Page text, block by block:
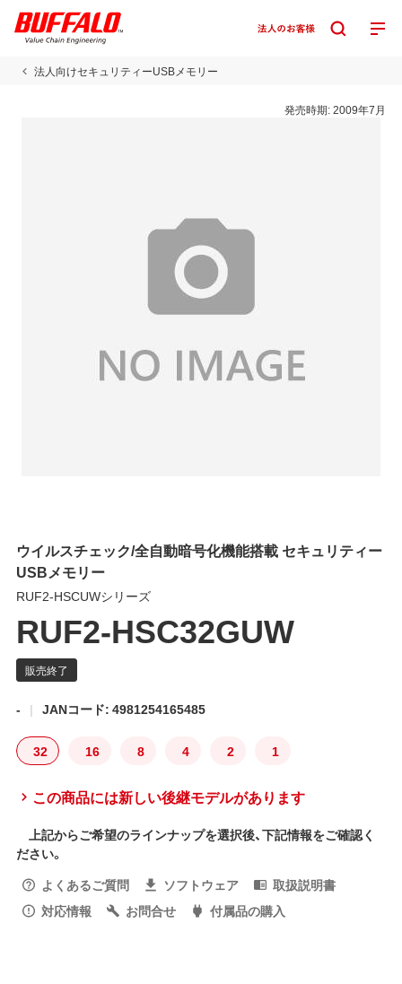
法人向けセキュリティーUSBメモリー
発売時期:2009年7月
ウイルスチェック/全自動暗号化機能搭載 セキュリティー
USBメモリー
RUF2-HSCUWシリーズ
RUF2-HSC32GUW
- JANコード: 4981254165485
32 16 8 4 2 1
この商品には新しい後継モデルがあります
上記からご希望のラインナップを選択後、下記情報をご確認く
ださい。
よくあるご質問
ソフトウェア
取扱説明書
対応情報
お問合せ 付属品の購入